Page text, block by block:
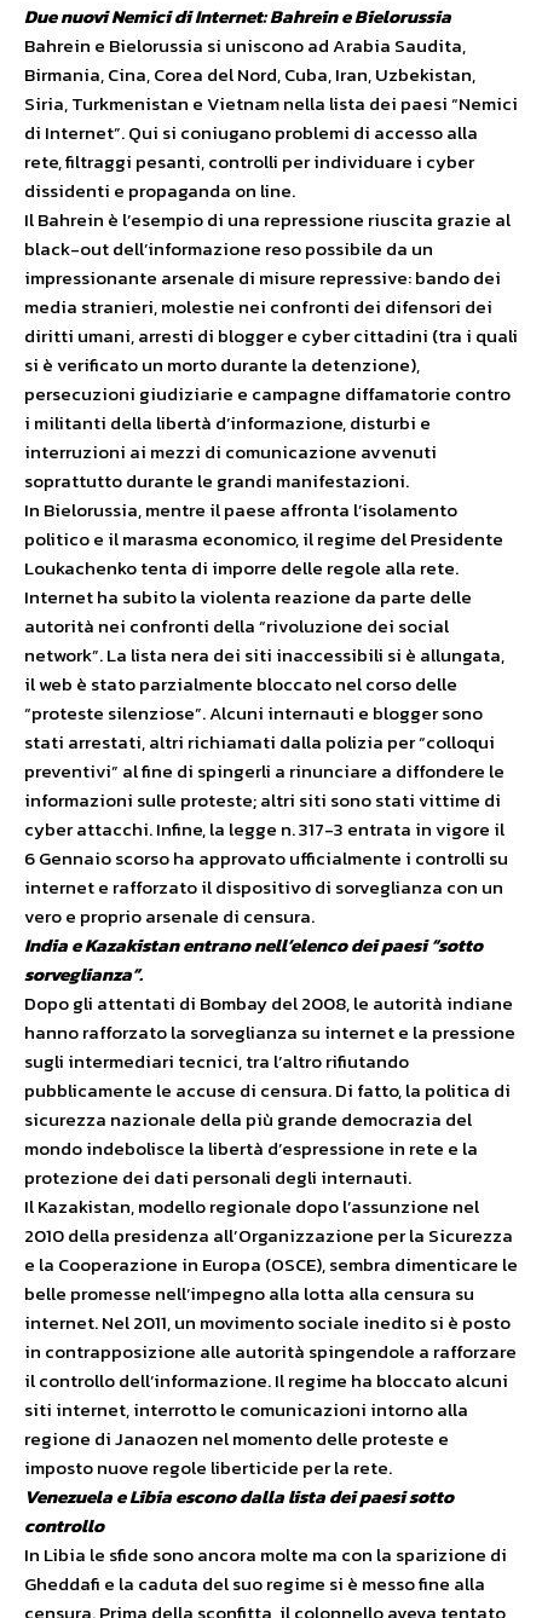
Due nuovi Nemici di Internet: Bahrein e Bielorussia
Bahrein e Bielorussia si uniscono ad Arabia Saudita,
Birmania, Cina, Corea del Nord, Cuba, Iran, Uzbekistan,
Siria, Turkmenistan e Vietnam nella lista dei paesi “Nemici
di Internet”. Qui si coniugano problemi di accesso alla
rete, filtraggi pesanti, controlli per individuare i cyber
dissidenti e propaganda on line.
Il Bahrein è l’esempio di una repressione riuscita grazie al
black-out dell’informazione reso possibile da un
impressionante arsenale di misure repressive: bando dei
media stranieri, molestie nei confronti dei difensori dei
diritti umani, arresti di blogger e cyber cittadini (tra i quali
si è verificato un morto durante la detenzione),
persecuzioni giudiziarie e campagne diffamatorie contro
i militanti della libertà d’informazione, disturbi e
interruzioni ai mezzi di comunicazione avvenuti
soprattutto durante le grandi manifestazioni.
In Bielorussia, mentre il paese affronta l’isolamento
politico e il marasma economico, il regime del Presidente
Loukachenko tenta di imporre delle regole alla rete.
Internet ha subito la violenta reazione da parte delle
autorità nei confronti della “rivoluzione dei social
network”. La lista nera dei siti inaccessibili si è allungata,
il web è stato parzialmente bloccato nel corso delle
“proteste silenziose”. Alcuni internauti e blogger sono
stati arrestati, altri richiamati dalla polizia per “colloqui
preventivi” al fine di spingerli a rinunciare a diffondere le
informazioni sulle proteste; altri siti sono stati vittime di
cyber attacchi. Infine, la legge n. 317-3 entrata in vigore il
6 Gennaio scorso ha approvato ufficialmente i controlli su
internet e rafforzato il dispositivo di sorveglianza con un
vero e proprio arsenale di censura.
India e Kazakistan entrano nell’elenco dei paesi “sotto
sorveglianza”.
Dopo gli attentati di Bombay del 2008, le autorità indiane
hanno rafforzato la sorveglianza su internet e la pressione
sugli intermediari tecnici, tra l’altro rifiutando
pubblicamente le accuse di censura. Di fatto, la politica di
sicurezza nazionale della più grande democrazia del
mondo indebolisce la libertà d’espressione in rete e la
protezione dei dati personali degli internauti.
Il Kazakistan, modello regionale dopo l’assunzione nel
2010 della presidenza all’Organizzazione per la Sicurezza
e la Cooperazione in Europa (OSCE), sembra dimenticare le
belle promesse nell’impegno alla lotta alla censura su
internet. Nel 2011, un movimento sociale inedito si è posto
in contrapposizione alle autorità spingendole a rafforzare
il controllo dell’informazione. Il regime ha bloccato alcuni
siti internet, interrotto le comunicazioni intorno alla
regione di Janaozen nel momento delle proteste e
imposto nuove regole liberticide per la rete.
Venezuela e Libia escono dalla lista dei paesi sotto
controllo
In Libia le sfide sono ancora molte ma con la sparizione di
Gheddafi e la caduta del suo regime si è messo fine alla
censura. Prima della sconfitta, il colonnello aveva tentato